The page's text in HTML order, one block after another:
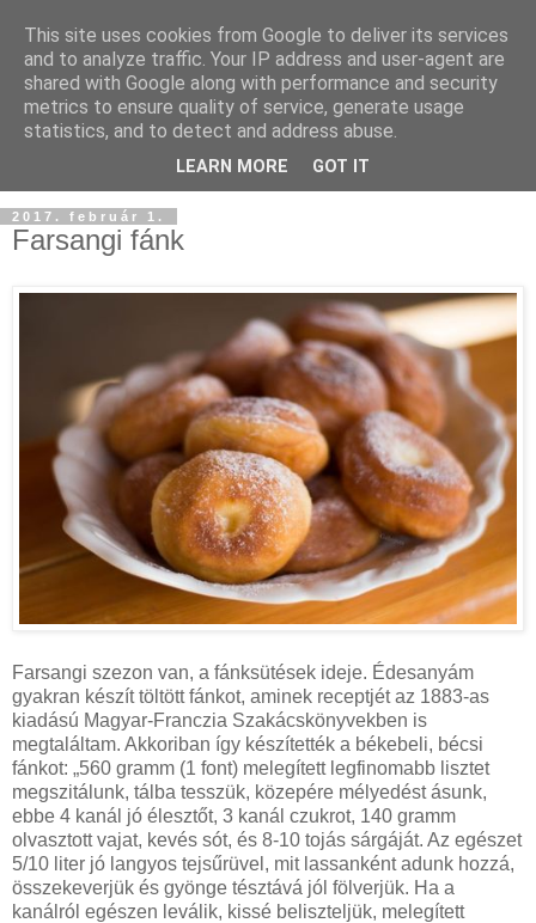
2017. február 1.
Farsangi fánk
Farsangi szezon van, a fánksütések ideje. Édesanyám
gyakran készít töltött fánkot, aminek receptjét az 1883-as
kiadású Magyar-Franczia Szakácskönyvekben is
megtaláltam. Akkoriban így készítették a békebeli, bécsi
fánkot: „560 gramm (1 font) melegített legfinomabb lisztet
megszitálunk, tálba tesszük, közepére mélyedést ásunk,
ebbe 4 kanál jó élesztőt, 3 kanál czukrot, 140 gramm
olvasztott vajat, kevés sót, és 8-10 tojás sárgáját. Az egészet
5/10 liter jó langyos tejsűrüvel, mit lassanként adunk hozzá,
összekeverjük és gyönge tésztává jól fölverjük. Ha a
kanálról egészen leválik, kissé beliszteljük, melegített
This site uses cookies from Google to deliver its services
and to analyze traffic. Your IP address and user-agent are
shared with Google along with performance and security
metrics to ensure quality of service, generate usage
statistics, and to detect and address abuse.
LEARN MORE GOT IT